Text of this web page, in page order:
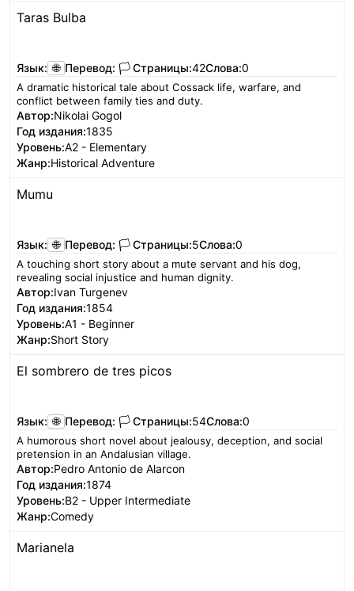
Taras Bulba
Язык: 🌐 Перевод: 🏳️ Страницы:42Слова:0
A dramatic historical tale about Cossack life, warfare, and
conflict between family ties and duty.
Автор:Nikolai Gogol
Год издания:1835
Уровень:A2 - Elementary
Жанр:Historical Adventure
Mumu
Язык: 🌐 Перевод: 🏳️ Страницы:5Слова:0
A touching short story about a mute servant and his dog,
revealing social injustice and human dignity.
Автор:Ivan Turgenev
Год издания:1854
Уровень:A1 - Beginner
Жанр:Short Story
El sombrero de tres picos
Язык: 🌐 Перевод: 🏳️ Страницы:54Слова:0
A humorous short novel about jealousy, deception, and social
pretension in an Andalusian village.
Автор:Pedro Antonio de Alarcon
Год издания:1874
Уровень:B2 - Upper Intermediate
Жанр:Comedy
Marianela